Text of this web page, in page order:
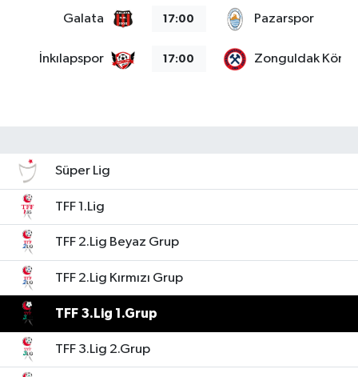
Galata 17:00 Pazarspor
İnkılapspor 17:00 Zonguldak
Süper Lig
TFF 1.Lig
TFF 2.Lig Beyaz Grup
TFF 2.Lig Kırmızı Grup
TFF 3.Lig 1.Grup
TFF 3.Lig 2.Grup